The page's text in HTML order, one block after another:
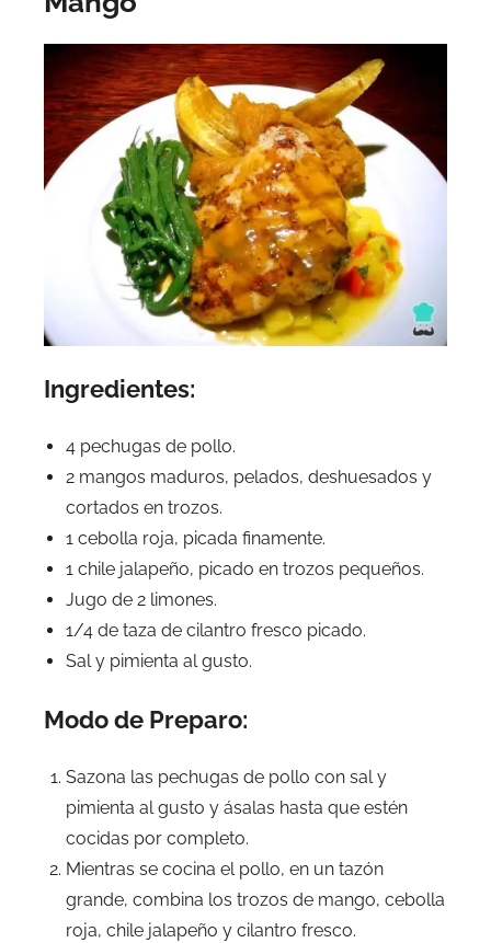
Ingredientes:
4 pechugas de pollo.
2 mangos maduros, pelados, deshuesados y
cortados en trozos.
1 cebolla roja, picada finamente.
1 chile jalapeño, picado en trozos pequeños.
Jugo de 2 limones.
1/4 de taza de cilantro fresco picado.
Sal y pimienta al gusto.
Modo de Preparo:
Sazona las pechugas de pollo con sal y
pimienta al gusto y ásalas hasta que estén
cocidas por completo.
Mientras se cocina el pollo, en un tazón
grande, combina los trozos de mango, cebolla
roja, chile jalapeño y cilantro fresco.